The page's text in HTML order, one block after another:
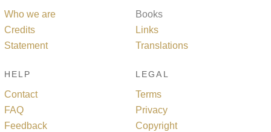
Who we are
Credits
Statement
Books
Links
Translations
HELP
Contact
FAQ
Feedback
LEGAL
Terms
Privacy
Copyright